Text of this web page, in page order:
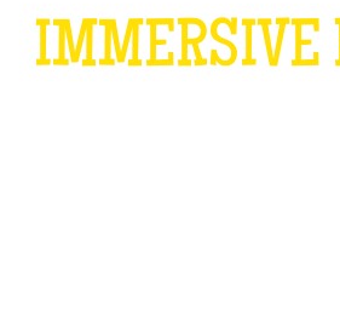
IMMERSIVE